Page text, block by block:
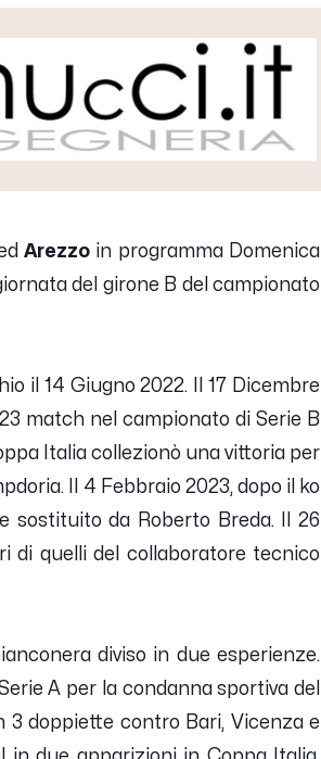
Arezzoin programma Domenica
del girone B del campionato
il 14 Giugno 2022. Il 17 Dicembre
match nel campionato di Serie B
Italia collezionò una vittoria per
Il 4 Febbraio 2023, dopo il ko
sostituito da Roberto Breda. Il 26
di quelli del collaboratore tecnico
diviso in due esperienze.
A per la condanna sportiva del
3 doppiette contro Bari, Vicenza e